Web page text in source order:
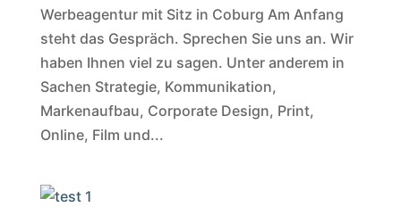
Werbeagentur mit Sitz in Coburg Am Anfang
steht das Gespräch. Sprechen Sie uns an. Wir
haben Ihnen viel zu sagen. Unter anderem in
Sachen Strategie, Kommunikation,
Markenaufbau, Corporate Design, Print,
Online, Film und...